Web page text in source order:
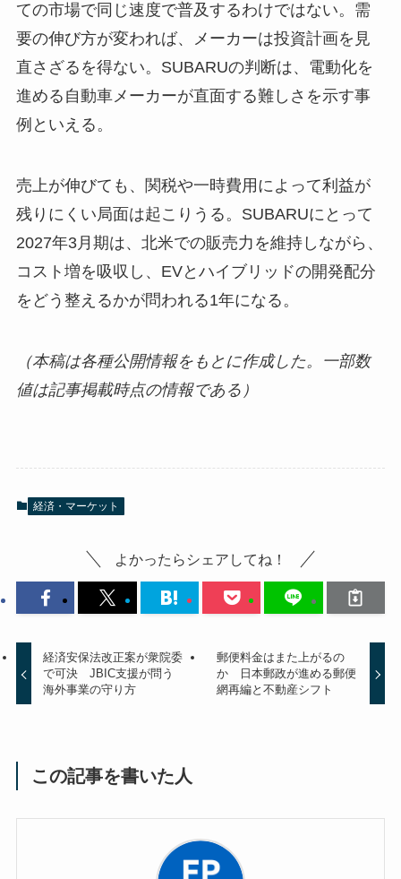
ての市場で同じ速度で普及するわけではない。需
要の伸び方が変われば、メーカーは投資計画を見
直さざるを得ない。SUBARUの判断は、電動化を
進める自動車メーカーが直面する難しさを示す事
例といえる。
売上が伸びても、関税や一時費用によって利益が
残りにくい局面は起こりうる。SUBARUにとって
2027年3月期は、北米での販売力を維持しながら、
コスト増を吸収し、EVとハイブリッドの開発配分
をどう整えるかが問われる1年になる。
（本稿は各種公開情報をもとに作成した。一部数
値は記事掲載時点の情報である）
経済・マーケット
よかったらシェアしてね！
経済安保法改正案が衆院委
で可決 JBIC支援が問う
海外事業の守り方
郵便料金はまた上がるの
か 日本郵政が進める郵便
網再編と不動産シフト
この記事を書いた人